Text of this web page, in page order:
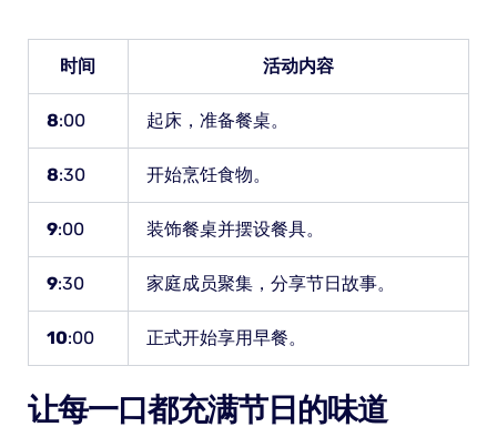
时间 活动内容
8:00 起床，准备餐桌。
8:30 开始烹饪食物。
9:00 装饰餐桌并摆设餐具。
9:30 家庭成员聚集，分享节日故事。
10:00 正式开始享用早餐。
让每一口都充满节日的味道